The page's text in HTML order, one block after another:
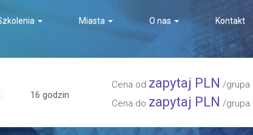
Miasta O nas Kontakt
16 godzin
Cena od zapytaj PLN /grupa
Cena do zapytaj PLN /grupa